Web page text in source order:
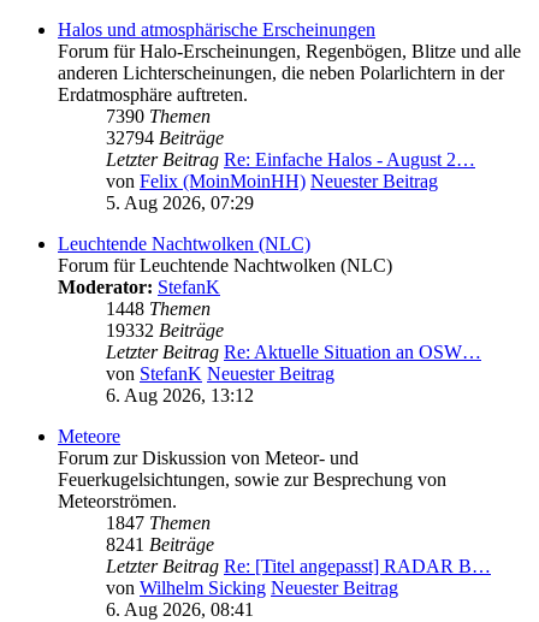
Halos und atmosphärische Erscheinungen
Forum für Halo-Erscheinungen, Regenbögen, Blitze und alle
anderen Lichterscheinungen, die neben Polarlichtern in der
Erdatmosphäre auftreten.
7390 Themen
32794 Beiträge
Letzter Beitrag Re: Einfache Halos - August 2…
von Felix (MoinMoinHH) Neuester Beitrag
5. Aug 2026, 07:29
Leuchtende Nachtwolken (NLC)
Forum für Leuchtende Nachtwolken (NLC)
Moderator: StefanK
1448 Themen
19332 Beiträge
Letzter Beitrag Re: Aktuelle Situation an OSW…
von StefanK Neuester Beitrag
6. Aug 2026, 13:12
Meteore
Forum zur Diskussion von Meteor- und
Feuerkugelsichtungen, sowie zur Besprechung von
Meteorströmen.
1847 Themen
8241 Beiträge
Letzter Beitrag Re: [Titel angepasst] RADAR B…
von Wilhelm Sicking Neuester Beitrag
6. Aug 2026, 08:41